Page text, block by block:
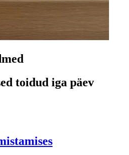
toidud iga päev